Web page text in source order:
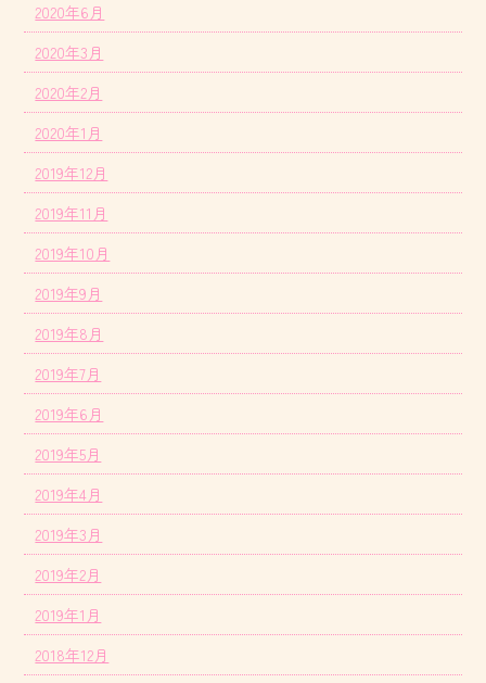
2020年6月
2020年3月
2020年2月
2020年1月
2019年12月
2019年11月
2019年10月
2019年9月
2019年8月
2019年7月
2019年6月
2019年5月
2019年4月
2019年3月
2019年2月
2019年1月
2018年12月